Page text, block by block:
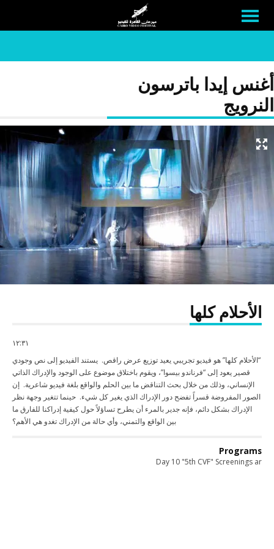
أغنس إيدا باترسون
النرويج
الأحلام كلها
١٢:٣١
“الأحلام كلها” هو فيديو تجريبي يعيد توزيع عرض راقص. يستند الفيديو إلى نص وجودي
قصير يعود إلى “فرناندو بيسوا”، ويقوم باختلاق موضوع على الوجود والإدراك الذاتي
الإنساني، وذلك من خلال بحث التناقض ما بين الحلم والواقع بلغة فيديو شاعرية. إن
الصور المفروضة قسراً تفضح دور الإدراك الذي يغير كل شيء. حينما تتغير وجهة نظر
الإدراك بشكل دائم، فإنه جدير بالمرء أن يطرح تساؤلاً حول كيفية إدراكنا للفارق ما
بين الواقع والتمني، وأي حالة من الإدراك تغدو هي الأهم؟
Programs
Day 10 "5th CVF" Screenings ar